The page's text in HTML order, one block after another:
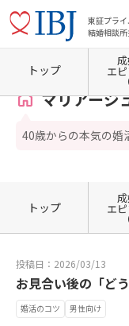
東証プラ
結婚相談
ホーム 神奈川県の結婚相談所
マリアージ
40歳からの本気の婚
トップ エ
トップ エ
投稿日：2026/03/13
お見合い後の「ど
婚活のコツ 男性向け